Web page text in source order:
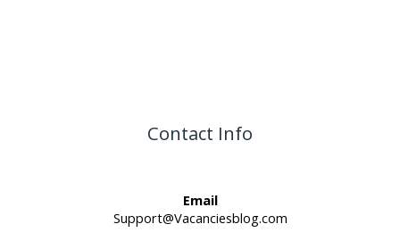
Contact Info
Email
Support@Vacanciesblog.com